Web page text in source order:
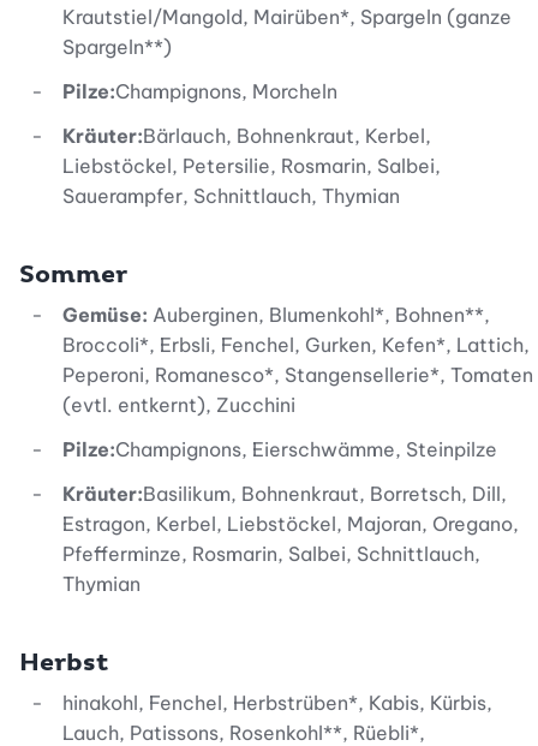
Krautstiel/Mangold, Mairüben*, Spargeln (ganze
Spargeln**)
Pilze:Champignons, Morcheln
Kräuter:Bärlauch, Bohnenkraut, Kerbel,
Liebstöckel, Petersilie, Rosmarin, Salbei,
Sauerampfer, Schnittlauch, Thymian
Sommer
Gemüse: Auberginen, Blumenkohl*, Bohnen**,
Broccoli*, Erbsli, Fenchel, Gurken, Kefen*, Lattich,
Peperoni, Romanesco*, Stangensellerie*, Tomaten
(evtl. entkernt), Zucchini
Pilze:Champignons, Eierschwämme, Steinpilze
Kräuter:Basilikum, Bohnenkraut, Borretsch, Dill,
Estragon, Kerbel, Liebstöckel, Majoran, Oregano,
Pfefferminze, Rosmarin, Salbei, Schnittlauch,
Thymian
Herbst
hinakohl, Fenchel, Herbstrüben*, Kabis, Kürbis,
Lauch, Patissons, Rosenkohl**, Rüebli*,